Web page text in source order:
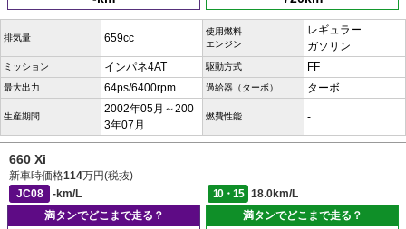
排気量 659cc
使用燃料
エンジン
レギュラー
ガソリン
ミッション インパネ4AT 駆動方式 FF
最大出力 64ps/6400rpm 過給器（ターボ） ターボ
生産期間
2002年05月～200
3年07月
燃費性能 -
660 Xi
新車時価格114万円(税抜)
JC08
-km/L 10・15
18.0km/L
満タンでどこまで走る？
満タンでどこまで走る？